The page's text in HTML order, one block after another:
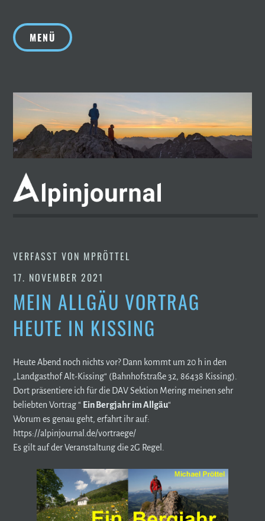
springen
MENÜ
VERFASST VON MPRÖTTEL
17. NOVEMBER 2021
MEIN ALLGÄU VORTRAG
HEUTE IN KISSING
Heute Abend noch nichts vor? Dann kommt um 20 h in den
„Landgasthof Alt-Kissing“ (Bahnhofstraße 32, 86438 Kissing).
Dort präsentiere ich für die DAV Sektion Mering meinen sehr
beliebten Vortrag “ Ein Bergjahr im Allgäu“
Worum es genau geht, erfahrt ihr auf:
https://alpinjournal.de/vortraege/
Es gilt auf der Veranstaltung die 2G Regel.